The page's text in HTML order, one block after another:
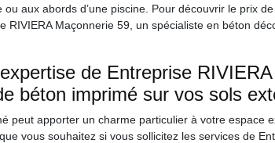
aux abords d’une piscine. Pour découvrir le prix de
RIVIERA Maçonnerie 59, un spécialiste en béton
de Entreprise
béton imprimé sur vos sols
peut apporter un charme particulier à votre espace
vous souhaitez si vous sollicitez les services de